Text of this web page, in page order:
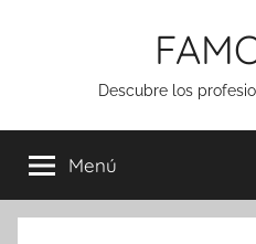
Descubre los
Menú